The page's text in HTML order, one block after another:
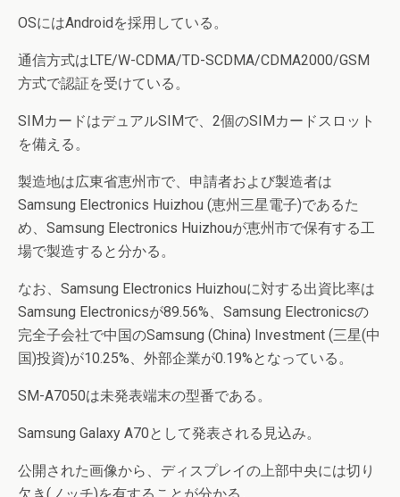
OSにはAndroidを採用している。
通信方式はLTE/W-CDMA/TD-SCDMA/CDMA2000/GSM
方式で認証を受けている。
SIMカードはデュアルSIMで、2個のSIMカードスロット
を備える。
製造地は広東省恵州市で、申請者および製造者は
Samsung Electronics Huizhou (恵州三星電子)であるた
め、Samsung Electronics Huizhouが恵州市で保有する工
場で製造すると分かる。
なお、Samsung Electronics Huizhouに対する出資比率は
Samsung Electronicsが89.56%、Samsung Electronicsの
完全子会社で中国のSamsung (China) Investment (三星(中
国)投資)が10.25%、外部企業が0.19%となっている。
SM-A7050は未発表端末の型番である。
Samsung Galaxy A70として発表される見込み。
公開された画像から、ディスプレイの上部中央には切り